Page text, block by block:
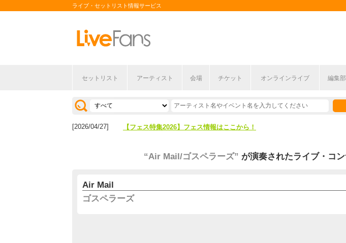
ライブ・セットリスト情報サービス
セットリスト アーティスト 会場 チケット オンラインライブ 編集部
[2026/07/28] 【ライブ動員ランキング】2026年上半期編発表！
[2026/04/27] 【フェス特集2026】フェス情報はここから！
“Air Mail/ゴスペラーズ” が演奏されたライブ・コン
Air Mail
ゴスペラーズ